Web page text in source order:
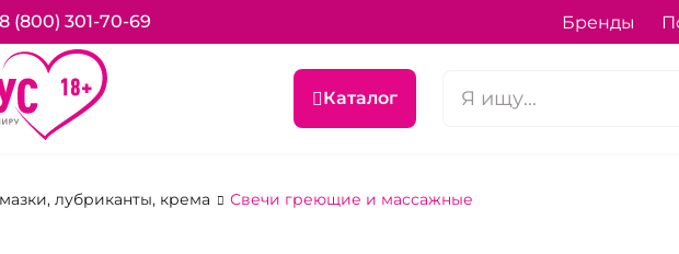
8 (800) 301-70-69 Бренды
Каталог
лубриканты, крема Свечи греющие и массажные